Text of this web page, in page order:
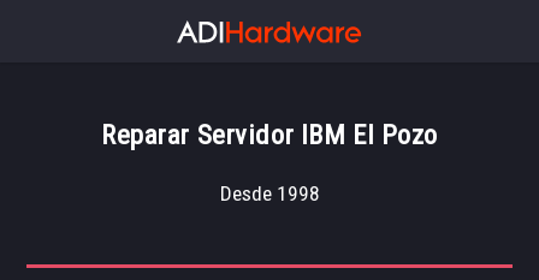
Reparar Servidor IBM El Pozo
Desde 1998